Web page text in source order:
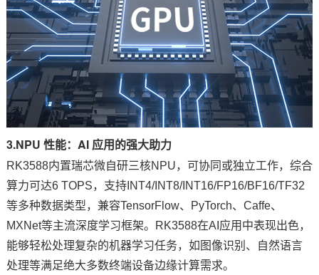
3.NPU 性能：AI 应用的强大助力
RK3588内置瑞芯微自研三核NPU，可协同或独立工作，综合
算力可达6 TOPS，支持INT4/INT8/INT16/FP16/BF16/TF32
等多种数据类型，兼容TensorFlow、PyTorch、Caffe、
MXNet等主流深度学习框架。RK3588在AI应用中表现出色，
能够轻松处理复杂的机器学习任务，如 图像识别 、自然语言
处理等满足绝大多数终端设备边缘计算需求。